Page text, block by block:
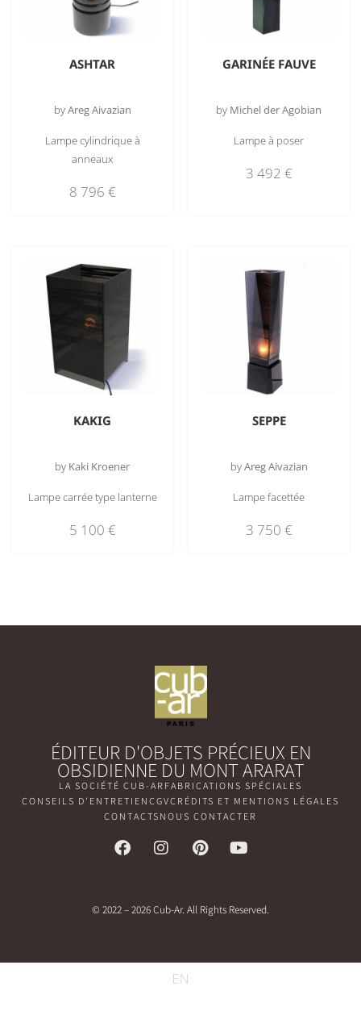
ASHTAR
byAreg Aivazian
Lampe cylindrique à
anneaux
8 796 €
GARINÉE FAUVE
by Michel der Agobian
Lampe à poser
3 492 €
KAKIG
by Kaki Kroener
Lampe carrée type lanterne
5 100 €
SEPPE
byAreg Aivazian
Lampe facettée
3 750 €
ÉDITEUR D'OBJETS PRÉCIEUX EN
OBSIDIENNE DU MONT ARARAT
LA SOCIÉTÉ CUB-ARFABRICATIONS SPÉCIALES
CONSEILS D'ENTRETIENCGVCRÉDITS ET MENTIONS LÉGALES
CONTACTSNOUS CONTACTER
© 2022 – 2026 Cub-Ar. All Rights Reserved.